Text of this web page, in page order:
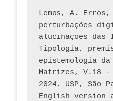
Lemos, A.
perturbações
alucinações das
Tipologia,
epistemologia da
Matrizes, V.18
2024. USP, São
English version